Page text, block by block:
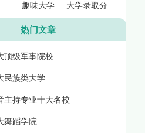
趣味大学 大学录取分数线
热门文章
顶级军事院校
民族类大学
主持专业十大名校
舞蹈学院